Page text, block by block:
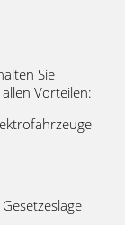
Sie
Vorteilen: